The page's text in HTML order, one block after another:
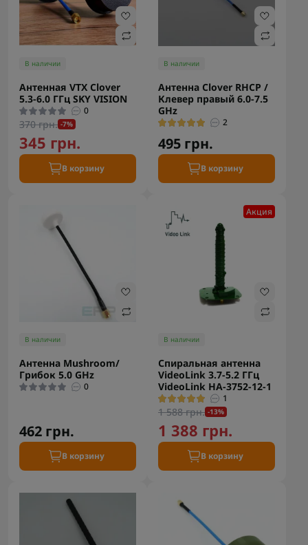
В наличии
Антенная VTX Clover
5.3-6.0 ГГц SKY VISION
0
370 грн. -7%
345 грн.
В корзину
В наличии
Антенна Clover RHCP /
Клевер правый 6.0-7.5
GHz
2
495 грн.
В корзину
В наличии
Антенна Mushroom/
Грибок 5.0 GHz
0
462 грн.
В корзину
Акция
В наличии
Спиральная антенна
VideoLink 3.7-5.2 ГГц
VideoLink HA-3752-12-1
1
1 588 грн. -13%
1 388 грн.
В корзину